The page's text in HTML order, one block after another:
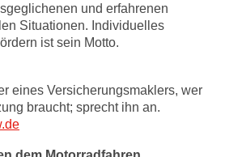
und erfahrenen
Situationen. Individuelles
ist sein Motto.
eines Versicherungsmaklers, wer
braucht; sprecht ihn an.